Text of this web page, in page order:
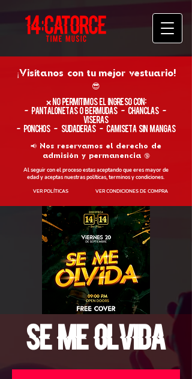
¡Visítanos con tu mejor vestuario!
😎
​❌ No permitimos el ingreso con:
- Pantalonetas o Bermudas - Chanclas -
Viseras
- Ponchos - Sudaderas - Camiseta sin Mangas
📢 Nos reservamos el derecho de
admisión y permanencia 🔞
Al seguir con el proceso estas aceptando que eres mayor de
edad y aceptas nuestras políticas, terminos y condiciones.
VER POLÍTICAS VER CONDICIONES DE COMPRA
Se me Olvida